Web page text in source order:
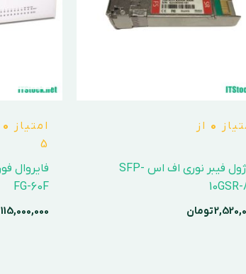
0 از
ماژول فیبر نوری اف اس SFP-
تومان
امتیاز 0
5
FG-60F
115,000,000